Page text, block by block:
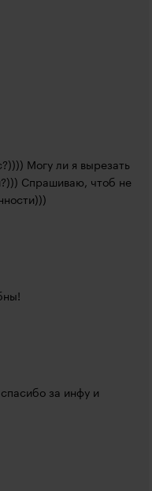
Могу ли я вырезать
Спрашиваю, чтоб не
за инфу и